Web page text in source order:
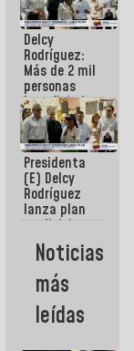
aprobada
por la AN
Delcy
Rodríguez:
Más de 2 mil
personas
beneficiadas
con planes
para
atención de
emergencia
sísmica en
la última
semana
Presidenta
(E) Delcy
Rodríguez
lanza plan
crediticio
con subsidio
a Juntas de
Condominio
Noticias
más
leídas